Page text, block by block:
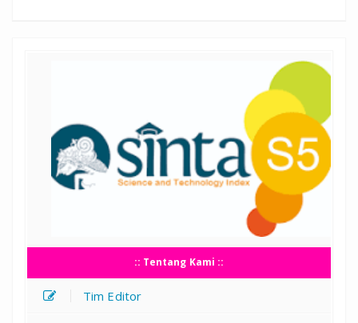
:: Tentang Kami ::
Tim Editor